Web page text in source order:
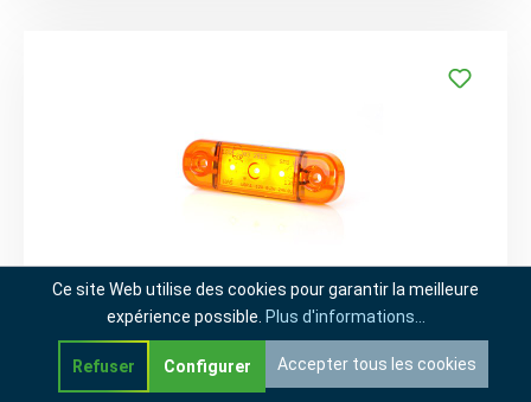
Feu de position latérale W97.1 LED 12-24V
arrondi câble de 23cm
Ce site Web utilise des cookies pour garantir la meilleure
expérience possible. Plus d'informations...
Refuser Configurer Accepter tous les cookies